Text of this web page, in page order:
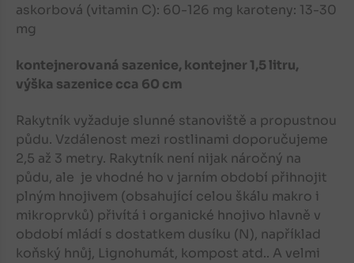
askorbová (vitamin C): 60-126 mg karoteny: 13-30
mg
kontejnerovaná sazenice, kontejner 1,5 litru,
výška sazenice cca 60 cm
Rakytník vyžaduje slunné stanoviště a propustnou
půdu. Vzdálenost mezi rostlinami doporučujeme
2,5 až 3 metry. Rakytník není nijak náročný na
půdu, ale je vhodné ho v jarním období přihnojit
plným hnojivem (obsahující celou škálu makro i
mikroprvků) přivítá i organické hnojivo hlavně v
období mládí s dostatkem dusíku (N), například
koňský hnůj, Lignohumát, kompost atd.. A velmi